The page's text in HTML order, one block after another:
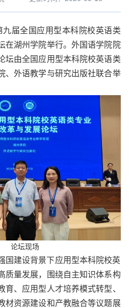
九届全国应用型本科院校英语类
在湖州学院举行。外国语学院院
坛由全国应用型本科院校英语类
、外语教学与研究出版社联合举
论坛现场
国建设背景下应用型本科院校英
质量发展，围绕自主知识体系构
育、应用型人才培养模式转型、
材资源建设和产教融合等议题展